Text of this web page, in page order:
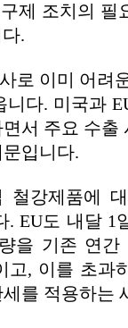
제 조치의 필
.
로 이미 어려
다. 미국과
서 주요 수출
입니다.
철강제품에
. EU도 내달 1
을 기존 연간
고, 이를 초과
를 적용하는